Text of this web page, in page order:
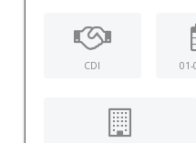
CDI 01-